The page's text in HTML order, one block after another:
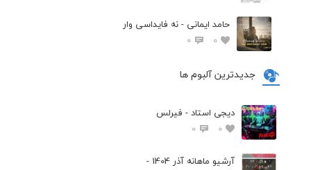
حامد ایمانی - نه فایداسی وار
0
0
جدیدترین آلبوم ها
دیجی استاد - فیرلس
0
0
آرشیو ماهانه آذر 1404 -